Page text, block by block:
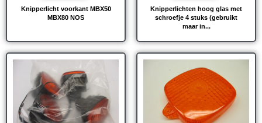
Knipperlicht voorkant MBX50
MBX80 NOS
Knipperlichten hoog glas met
schroefje 4 stuks (gebruikt
maar in...